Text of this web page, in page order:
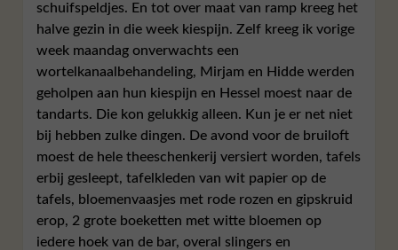
schuifspeldjes. En tot over maat van ramp kreeg het
halve gezin in die week kiespijn. Zelf kreeg ik vorige
week maandag onverwachts een
wortelkanaalbehandeling, Mirjam en Hidde werden
geholpen aan hun kiespijn en Hessel moest naar de
tandarts. Die kon gelukkig alleen. Kun je er net niet
bij hebben zulke dingen. De avond voor de bruiloft
moest de hele theeschenkerij versiert worden, tafels
erbij gesleept, tafelkleden van wit papier op de
tafels, bloemenvaasjes met rode rozen en gipskruid
erop, 2 grote boeketten met witte bloemen op
iedere hoek van de bar, overal slingers en